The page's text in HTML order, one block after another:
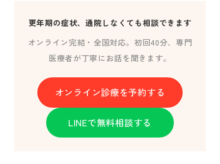
更年期の症状、通院しなくても相談できます
オンライン完結・全国対応。初回40分、専門
医療者が丁寧にお話を聞きます。
オンライン診療を予約する
LINEで無料相談する